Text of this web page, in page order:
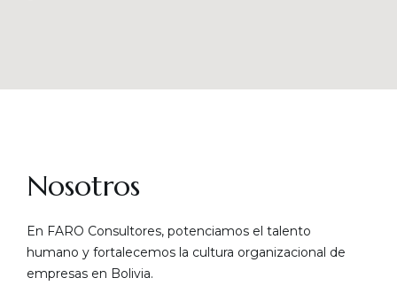
Nosotros
En FARO Consultores, potenciamos el talento
humano y fortalecemos la cultura organizacional de
empresas en Bolivia.